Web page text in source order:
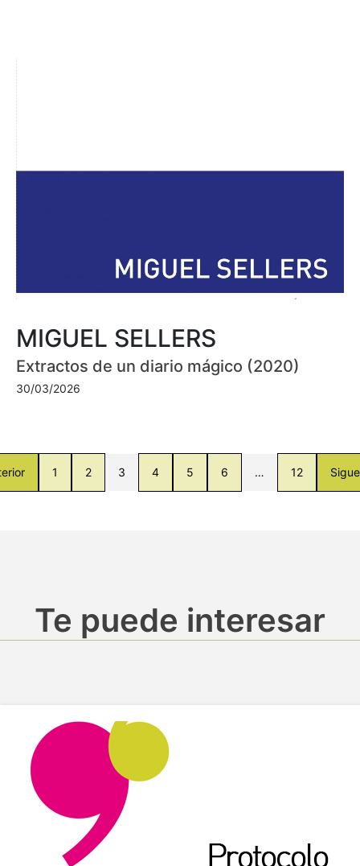
MIGUEL SELLERS
Extractos de un diario mágico (2020)
30/03/2026
1 2 3 4 5 6 … 12
Te puede interesar